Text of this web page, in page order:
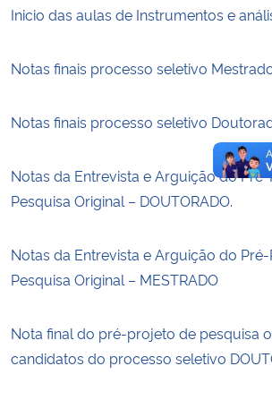
Secretaria de Governo
Gabinete de Segurança Institucional
Advocacia-Geral da União
Planalto
Inicio das aulas de Instrumentos e
Notas finais processo seletivo
Notas finais processo seletivo
Notas da Entrevista e Arguição do
Pesquisa Original – DOUTORADO.
Notas da Entrevista e Arguição do
Pesquisa Original – MESTRADO
Nota final do pré-projeto de pesquisa
candidatos do processo seletivo